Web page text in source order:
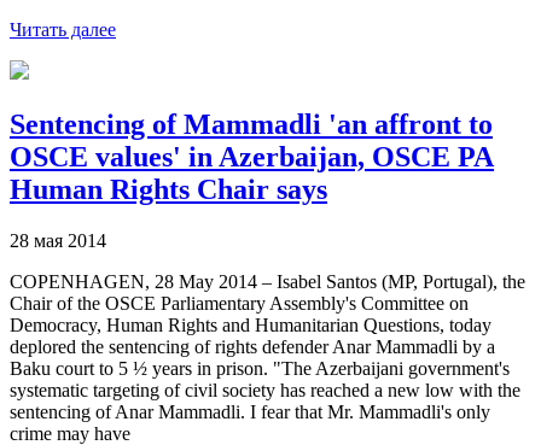
Читать далее
Sentencing of Mammadli 'an affront to
OSCE values' in Azerbaijan, OSCE PA
Human Rights Chair says
28 мая 2014
COPENHAGEN, 28 May 2014 – Isabel Santos (MP, Portugal), the
Chair of the OSCE Parliamentary Assembly's Committee on
Democracy, Human Rights and Humanitarian Questions, today
deplored the sentencing of rights defender Anar Mammadli by a
Baku court to 5 ½ years in prison. "The Azerbaijani government's
systematic targeting of civil society has reached a new low with the
sentencing of Anar Mammadli. I fear that Mr. Mammadli's only
crime may have